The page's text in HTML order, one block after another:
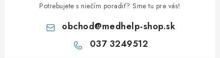
Potrebujete s niečím poradiť? Sme tu pre vás!
obchod@medhelp-shop.sk
037 3249512